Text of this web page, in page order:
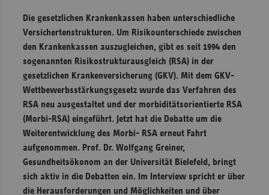
Die gesetzlichen Krankenkassen haben unterschiedliche
Versichertenstrukturen. Um Risikounterschiede zwischen
den Krankenkassen auszugleichen, gibt es seit 1994 den
sogenannten Risikostrukturausgleich (RSA) in der
gesetzlichen Krankenversicherung (GKV). Mit dem GKV-
Wettbewerbsstärkungsgesetz wurde das Verfahren des
RSA neu ausgestaltet und der morbiditätsorientierte RSA
(Morbi-RSA) eingeführt. Jetzt hat die Debatte um die
Weiterentwicklung des Morbi- RSA erneut Fahrt
aufgenommen. Prof. Dr. Wolfgang Greiner,
Gesundheitsökonom an der Universität Bielefeld, bringt
sich aktiv in die Debatten ein. Im Interview spricht er über
die Herausforderungen und Möglichkeiten und über